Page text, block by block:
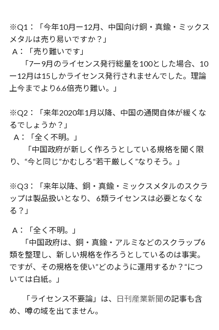
※Q1：「今年10月ー12月、中国向け銅・真鍮・ミックス
メタルは売り易いですか？」
A：「売り難いです」
「7ー9月のライセンス発行総量を100とした場合、10
ー12月は15しかライセンス発行されませんでした。理論
上今までより6.6倍売り難い。」
※Q2：「来年2020年1月以降、中国の通関自体が緩くな
るでしょうか？」
A：「全く不明。」
「中国政府が新しく作ろうとしている規格を聞く限
り、“今と同じ”かむしろ“若干厳しく”なりそう。」
※Q3：「来年以降、銅・真鍮・ミックスメタルのスクラ
ップは製品扱いとなり、 6類ライセンスは必要となくな
る？」
A：「全く不明。」
「中国政府は、銅・真鍮・アルミなどのスクラップ6
類を整理し、新しい規格を作ろうとしているのは事実。
ですが、その規格を使い”どのように運用するか？“につ
いては白紙。」
「ライセンス不要論」は、 日刊産業新聞の記事も含
め、噂の域を出てません。